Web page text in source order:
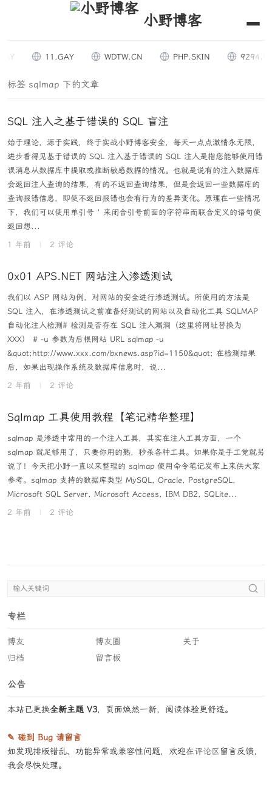
小野博客
11.GAY WDTW.CN PHP.SKIN 9294.DE
标签 sqlmap 下的文章
SQL 注入之基于错误的 SQL 盲注
始于理论，源于实践，终于实战小野博客安全，每天一点点激情永无限，
进步看得见基于错误的 SQL 注入基于错误的 SQL 注入是指您能够使用错
误消息从数据库中提取或推断敏感数据的情况。也就是说有的注入数据库
会返回注入查询的结果，有的不返回查询结果，但是会返回一些数据库的
查询报错信息，即使不返回报错也会有行为的差异变化。原理在一些情况
下，我们可以使用单引号 ' 来闭合引号前面的字符串而联合定义的语句使
返回想...
1 年前
2 评论
0x01 APS.NET 网站注入渗透测试
我们以 ASP 网站为例，对网站的安全进行渗透测试。所使用的方法是
SQL 注入，在渗透测试之前准备好测试的网站以及自动化工具 SQLMAP
自动化注入检测# 检测是否存在 SQL 注入漏洞（这里将网址替换为
XXX） # -u 参数为后根网站 URL sqlmap -u
&quot;http://www.xxx.com/bxnews.asp?id=1150&quot; 在检测结果
后，如果出现操作系统及数据库信息时，说...
2 年前
2 评论
Sqlmap 工具使用教程【笔记精华整理】
sqlmap 是渗透中常用的一个注入工具，其实在注入工具方面，一个
sqlmap 就足够用了，只要你用的熟，秒杀各种工具。如果你是手工党就另
说了！今天把小野一直以来整理的 sqlmap 使用命令笔记发布上来供大家
参考。sqlmap 支持的数据库类型 MySQL, Oracle, PostgreSQL,
Microsoft SQL Server, Microsoft Access, IBM DB2, SQLite...
2 年前
2 评论
专栏
博友 博友圈
关于
归档
留言板
公告
本站已更换全新主题 V3，页面焕然一新，阅读体验更舒适。
✎ 碰到 Bug 请留言
如发现排版错乱、功能异常或兼容性问题，欢迎在评论区留言反馈，
我会尽快处理。